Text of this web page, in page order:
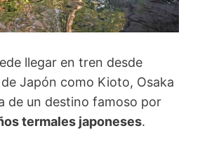
llegar en tren desde
Japón como Kioto, Osaka
de un destino famoso por
termales japoneses.